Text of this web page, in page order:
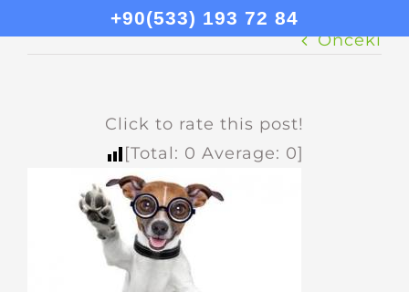
Önceki
Click to rate this post!
[Total: 0 Average: 0]
+90(533) 193 72 84